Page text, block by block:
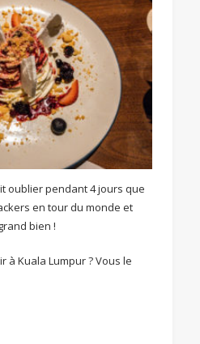
oublier pendant 4 jours que
en tour du monde et
bien !
Kuala Lumpur ? Vous le